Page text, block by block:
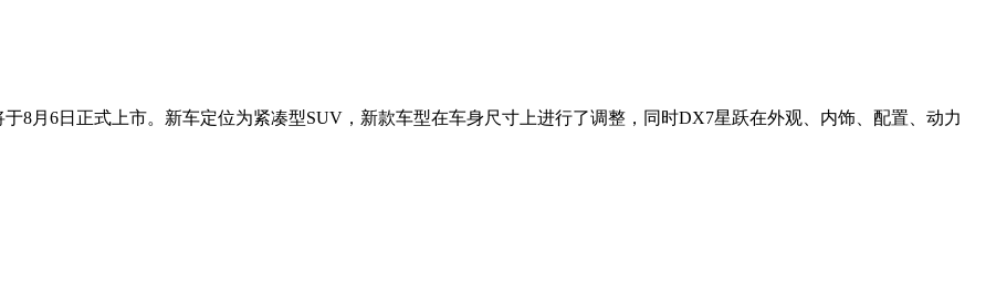
8月6日正式上市。新车定位为紧凑型SUV，新款车型在车身尺寸上进行了调整，同时DX7星跃在外观、内饰、配置、动力